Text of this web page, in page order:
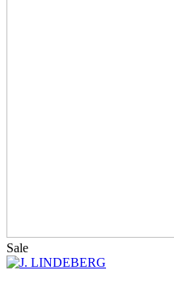
Sale